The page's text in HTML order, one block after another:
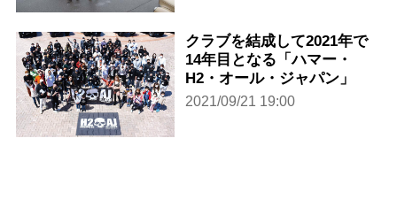
クラブを結成して2021年で
14年目となる「ハマー・
H2・オール・ジャパン」
2021/09/21 19:00